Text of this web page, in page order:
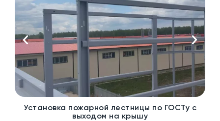
Установка пожарной лестницы по ГОСТу с
выходом на крышу